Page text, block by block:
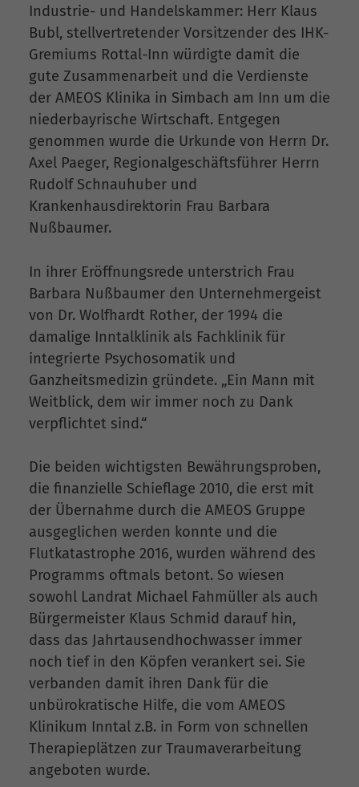
Industrie- und Handelskammer: Herr Klaus
Bubl, stellvertretender Vorsitzender des IHK-
Gremiums Rottal-Inn würdigte damit die
gute Zusammenarbeit und die Verdienste
der AMEOS Klinika in Simbach am Inn um die
niederbayrische Wirtschaft. Entgegen
genommen wurde die Urkunde von Herrn Dr.
Axel Paeger, Regionalgeschäftsführer Herrn
Rudolf Schnauhuber und
Krankenhausdirektorin Frau Barbara
Nußbaumer.
In ihrer Eröffnungsrede unterstrich Frau
Barbara Nußbaumer den Unternehmergeist
von Dr. Wolfhardt Rother, der 1994 die
damalige Inntalklinik als Fachklinik für
integrierte Psychosomatik und
Ganzheitsmedizin gründete. „Ein Mann mit
Weitblick, dem wir immer noch zu Dank
verpflichtet sind.“
Die beiden wichtigsten Bewährungsproben,
die finanzielle Schieflage 2010, die erst mit
der Übernahme durch die AMEOS Gruppe
ausgeglichen werden konnte und die
Flutkatastrophe 2016, wurden während des
Programms oftmals betont. So wiesen
sowohl Landrat Michael Fahmüller als auch
Bürgermeister Klaus Schmid darauf hin,
dass das Jahrtausendhochwasser immer
noch tief in den Köpfen verankert sei. Sie
verbanden damit ihren Dank für die
unbürokratische Hilfe, die vom AMEOS
Klinikum Inntal z.B. in Form von schnellen
Therapieplätzen zur Traumaverarbeitung
angeboten wurde.